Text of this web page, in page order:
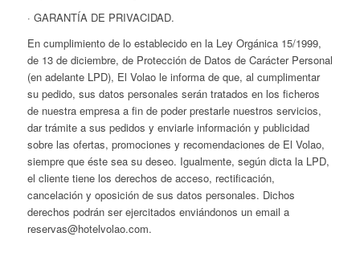
· GARANTÍA DE PRIVACIDAD.
En cumplimiento de lo establecido en la Ley Orgánica 15/1999,
de 13 de diciembre, de Protección de Datos de Carácter Personal
(en adelante LPD), El Volao le informa de que, al cumplimentar
su pedido, sus datos personales serán tratados en los ficheros
de nuestra empresa a fin de poder prestarle nuestros servicios,
dar trámite a sus pedidos y enviarle información y publicidad
sobre las ofertas, promociones y recomendaciones de El Volao,
siempre que éste sea su deseo. Igualmente, según dicta la LPD,
el cliente tiene los derechos de acceso, rectificación,
cancelación y oposición de sus datos personales. Dichos
derechos podrán ser ejercitados enviándonos un email a
reservas@hotelvolao.com.